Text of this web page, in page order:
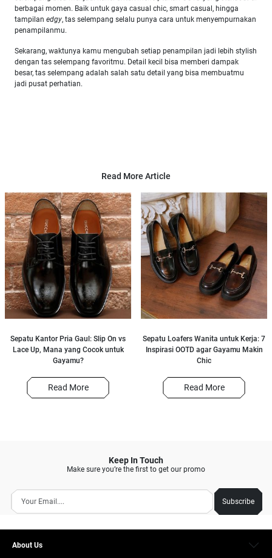
berbagai momen. Baik untuk gaya casual chic, smart casual, hingga
tampilan edgy, tas selempang selalu punya cara untuk menyempurnakan
penampilanmu.
Sekarang, waktunya kamu mengubah setiap penampilan jadi lebih stylish
dengan tas selempang favoritmu. Detail kecil bisa memberi dampak
besar, tas selempang adalah salah satu detail yang bisa membuatmu
jadi pusat perhatian.
Read More Article
Sepatu Kantor Pria Gaul: Slip On vs
Lace Up, Mana yang Cocok untuk
Gayamu?
Read More
Sepatu Loafers Wanita untuk Kerja: 7
Inspirasi OOTD agar Gayamu Makin
Chic
Read More
Keep In Touch
Make sure you’re the first to get our promo
Subscribe
About Us